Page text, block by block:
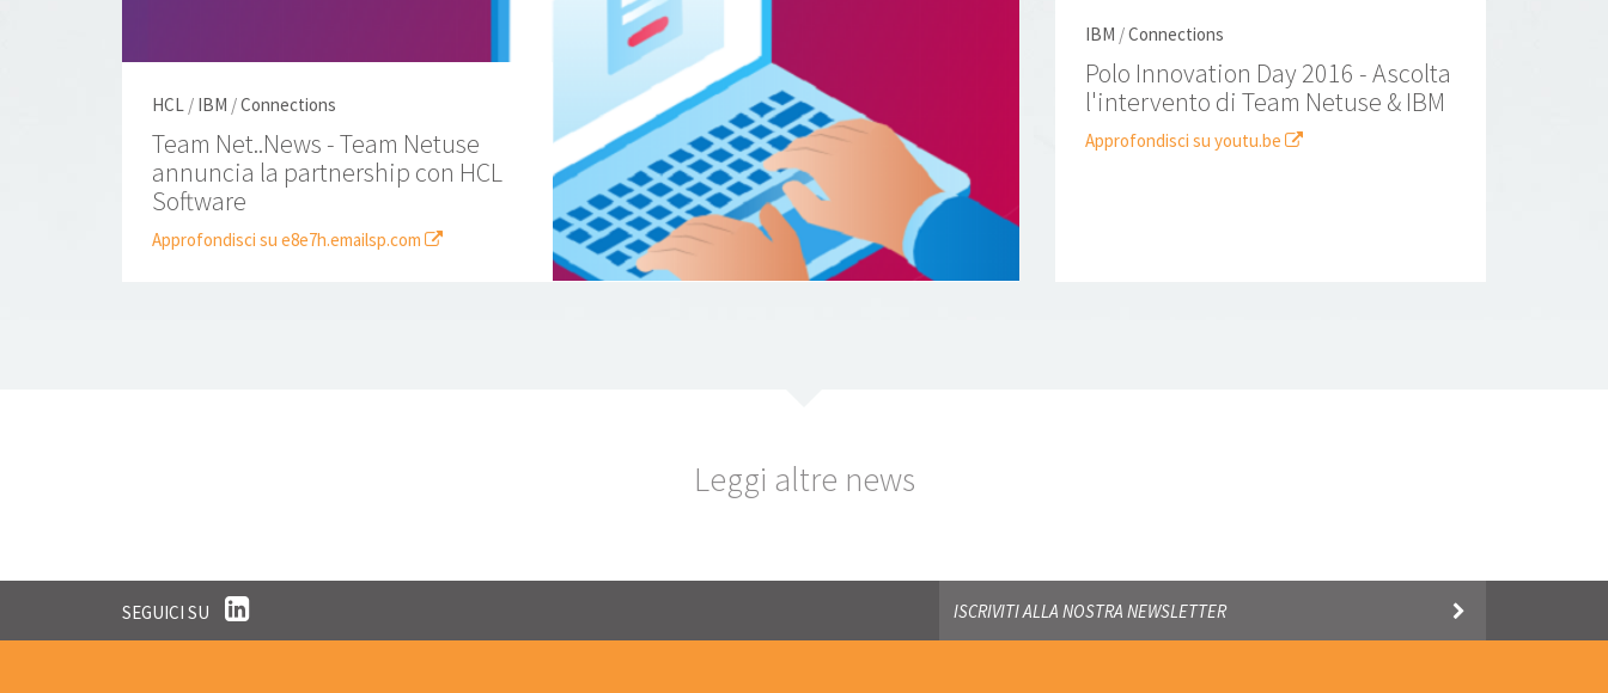
HCL / IBM /Connections
Team Net..News - Team Netuse
annuncia la partnership con HCL
Software
Approfondisci su e8e7h.emailsp.com
IBM /Connections
Polo Innovation Day 2016 - Ascolta
l'intervento di Team Netuse & IBM
Approfondisci su youtu.be
Leggi altre news
SEGUICI SU